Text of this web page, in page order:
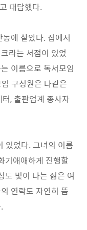
대답했다.
에 살았다. 집에서
라는 서점이 있었
이름으로 독서모임
구성원은 나같은
, 출판업계 종사자
있었다. 그녀의 이름
기애애하게 진행할
도 빛이 나는 젊은 여
연락도 자연히 뜸